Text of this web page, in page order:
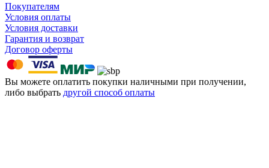
Покупателям
Условия оплаты
Условия доставки
Гарантия и возврат
Договор оферты
Вы можете оплатить покупки наличными при получении,
либо выбрать другой способ оплаты